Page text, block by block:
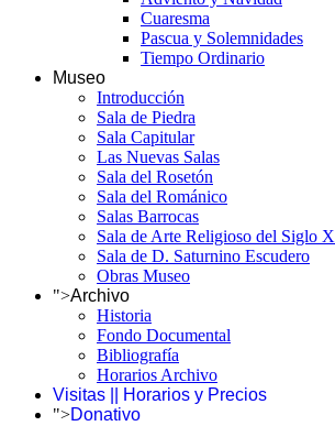
Cuaresma
Pascua y Solemnidades
Tiempo Ordinario
Museo
Introducción
Sala de Piedra
Sala Capitular
Las Nuevas Salas
Sala del Rosetón
Sala del Románico
Salas Barrocas
Sala de Arte Religioso del Siglo
Sala de D. Saturnino Escudero
Obras Museo
">Archivo
Historia
Fondo Documental
Bibliografía
Horarios Archivo
Visitas || Horarios y Precios
">Donativo